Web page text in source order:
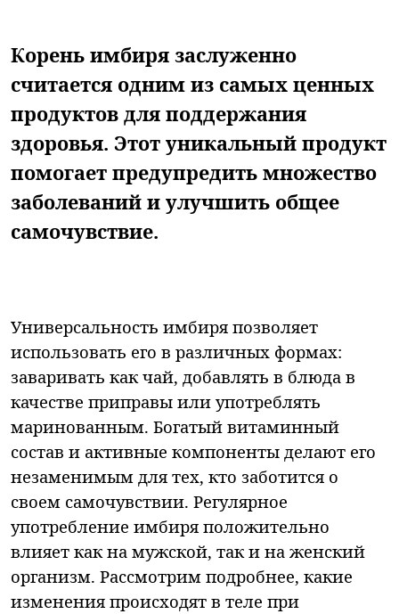
Корень имбиря заслуженно
считается одним из самых ценных
продуктов для поддержания
здоровья. Этот уникальный продукт
помогает предупредить множество
заболеваний и улучшить общее
самочувствие.
Универсальность имбиря позволяет
использовать его в различных формах:
заваривать как чай, добавлять в блюда в
качестве приправы или употреблять
маринованным. Богатый витаминный
состав и активные компоненты делают его
незаменимым для тех, кто заботится о
своем самочувствии. Регулярное
употребление имбиря положительно
влияет как на мужской, так и на женский
организм. Рассмотрим подробнее, какие
изменения происходят в теле при